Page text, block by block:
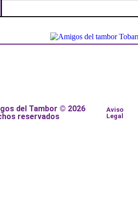
del Tambor © 2026
reservados
Aviso
Legal